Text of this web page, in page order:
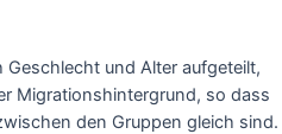
und Alter aufgeteilt,
Migrationshintergrund, so dass
den Gruppen gleich sind.